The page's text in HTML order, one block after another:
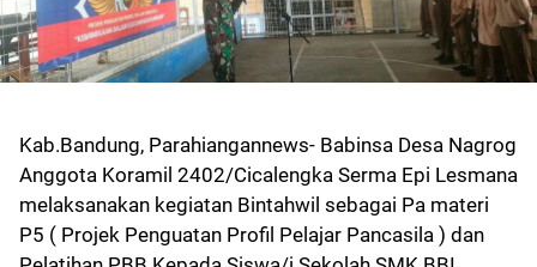
Kab.Bandung, Parahiangannews- Babinsa Desa Nagrog
Anggota Koramil 2402/Cicalengka Serma Epi Lesmana
melaksanakan kegiatan Bintahwil sebagai Pa materi
P5 ( Projek Penguatan Profil Pelajar Pancasila ) dan